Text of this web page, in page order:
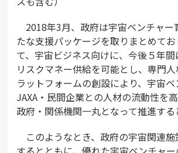
2018年3月、政府は宇宙ベンチャー
たな支援パッケージを取りまとめて
て、宇宙ビジネス向けに、今後５年
リスクマネー供給を可能とし、専門
ラットフォームの創設により、宇宙ベ
JAXA・民間企業との人材の流動性を
政府・関係機関一丸となって推進する
このようなとき、政府の宇宙関連